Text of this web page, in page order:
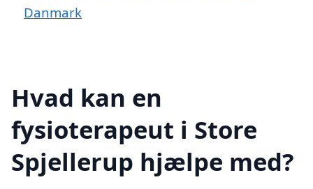
Danmark
Hvad kan en
fysioterapeut i Store
Spjellerup hjælpe med?